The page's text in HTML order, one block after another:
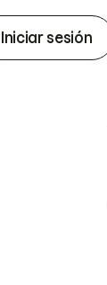
Iniciar sesión